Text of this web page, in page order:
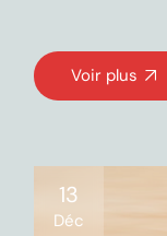
Voir plus
13
Déc